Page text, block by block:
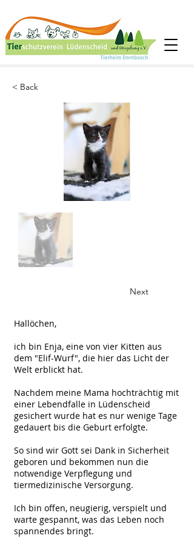
< Back
Next
Hallöchen,
ich bin Enja, eine von vier Kitten aus
dem "Elif-Wurf", die hier das Licht der
Welt erblickt hat.
Nachdem meine Mama hochträchtig mit
einer Lebendfalle in Lüdenscheid
gesichert wurde hat es nur wenige Tage
gedauert bis die Geburt erfolgte.
So sind wir Gott sei Dank in Sicherheit
geboren und bekommen nun die
notwendige Verpflegung und
tiermedizinische Versorgung.
Ich bin offen, neugierig, verspielt und
warte gespannt, was das Leben noch
spannendes bringt.